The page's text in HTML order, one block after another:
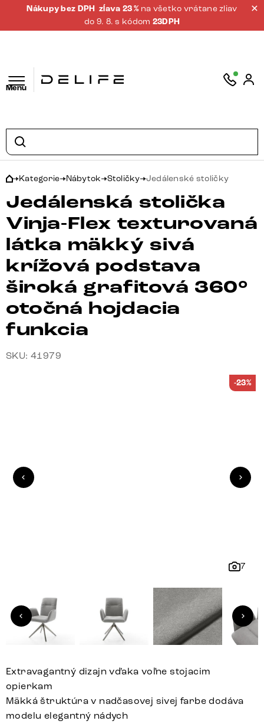
Nákupy bez DPH zĺava 23 % na všetko vrátane zliav
do 9. 8. s kódom 23DPH
Menu
Kategorie Nábytok Stoličky Jedálenské stoličky
Jedálenská stolička
Vinja-Flex texturovaná
látka mäkký sivá
krížová podstava
široká grafitová 360°
otočná hojdacia
funkcia
SKU: 41979
7
-23%
Extravagantný dizajn vďaka voľne stojacim
opierkam
Mäkká štruktúra v nadčasovej sivej farbe dodáva
modelu elegantný nádych